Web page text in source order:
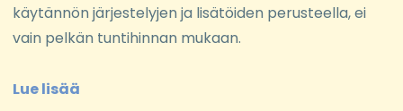
käytännön järjestelyjen ja lisätöiden perusteella, ei
vain pelkän tuntihinnan mukaan.
Lue lisää